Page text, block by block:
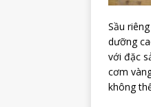
Sầu
dưỡng
với đặc
cơm
không